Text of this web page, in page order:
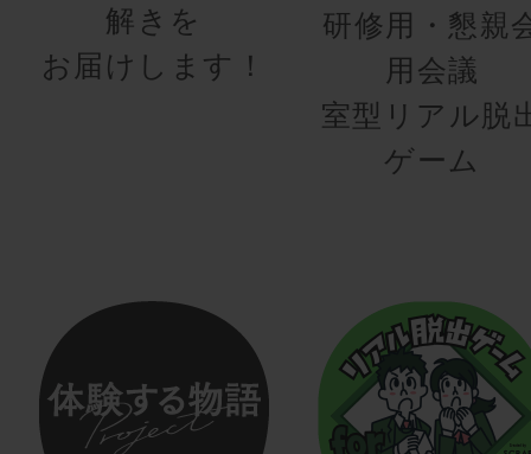
解きを
お届けします！
研修用・懇親
用会議
室型リアル脱
ゲーム